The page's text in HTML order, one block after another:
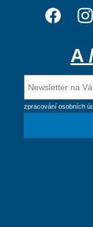
A
zpracování osobních